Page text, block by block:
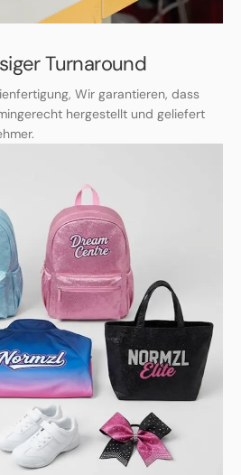
Turnaround
Wir garantieren, dass
hergestellt und geliefert